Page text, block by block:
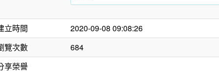
立時間
2020-09-08 09:08:26
覽次數
684
享榮譽